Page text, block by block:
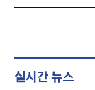
실시간 뉴스